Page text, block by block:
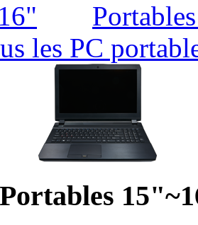
les PC
Portables